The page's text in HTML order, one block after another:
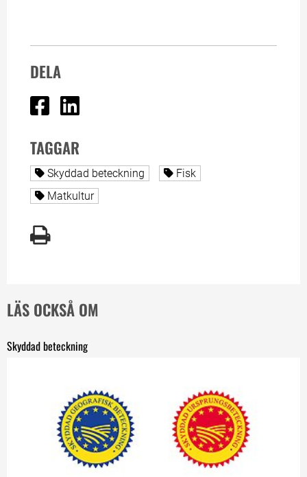
DELA
Dela på Facebook
TAGGAR
Alla sidor taggade med
Skyddad beteckning Alla sidor taggade med
Fisk
Alla sidor taggade med
Matkultur
LÄS OCKSÅ OM
Skyddad beteckning